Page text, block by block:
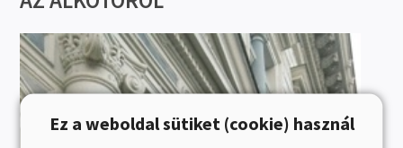
Ez a weboldal sütiket (cookie) használ